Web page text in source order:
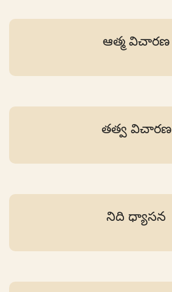
ఆత్మ విచారణ
తత్వ విచారణ
నిది ధ్యాసన